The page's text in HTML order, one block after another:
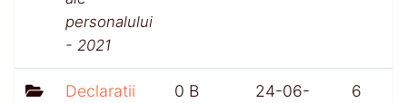
personalului
- 2021
Declaratii
0 B
24-06-
6